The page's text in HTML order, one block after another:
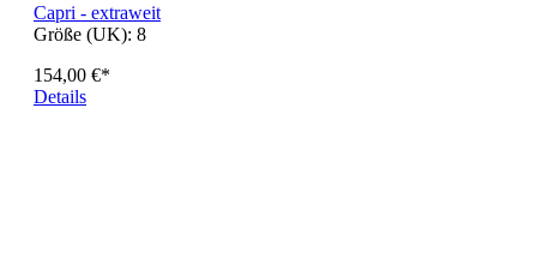
Capri - extraweit
Größe (UK): 8
154,00 €*
Details